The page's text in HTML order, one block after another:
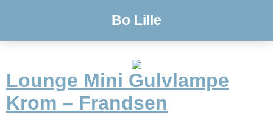
Bo Lille
Lounge Mini Gulvlampe
Krom – Frandsen